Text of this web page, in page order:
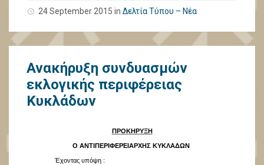
24 September 2015 in Δελτία Τύπου – Νέα
Ανακήρυξη συνδυασμών
εκλογικής περιφέρειας
Κυκλάδων
ΠΡΟΚΗΡΥΞΗ
Ο ΑΝΤΙΠΕΡΙΦΕΡΕΙΑΡΧΗΣ ΚΥΚΛΑΔΩΝ
Έχοντας υπόψη :